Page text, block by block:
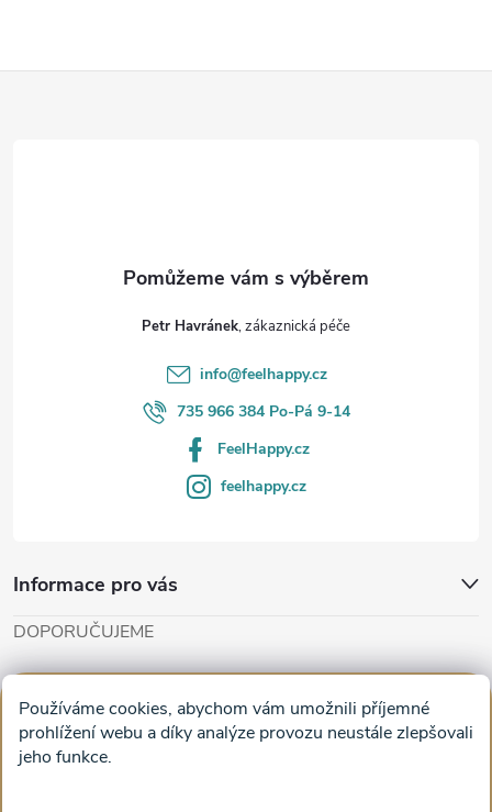
Používáme cookies, abychom vám umožnili příjemné
prohlížení webu a díky analýze provozu neustále zlepšovali
jeho funkce.
Petr Havránek
info@feelhappy.cz
735 966 384 Po-Pá 9-14
FeelHappy.cz
feelhappy.cz
Informace pro vás
DOPORUČUJEME
Obrazy na plátně na zeď a stěnu do obýváku
Facebook